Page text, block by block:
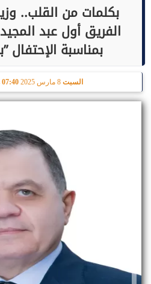
بكلمات من القلب..
الفريق أول عبد
بمناسبة الإحتفال
السبت 07:40 مـ